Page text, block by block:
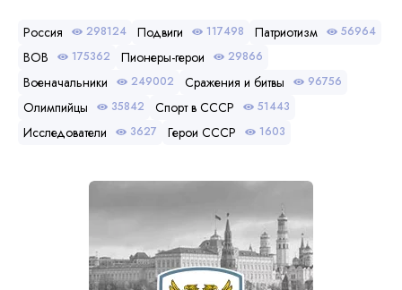
Россия 298124 Подвиги 117498 Патриотизм 56964
ВОВ 175362 Пионеры-герои 29866
Военачальники 249002 Сражения и битвы 96756
Олимпийцы 35842 Спорт в СССР 51443
Исследователи 3627 Герои СССР 1603